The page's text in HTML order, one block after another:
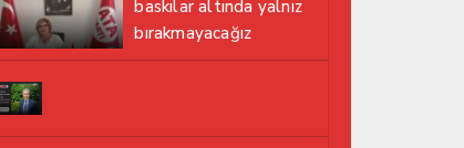
baskılar altında yalnız
bırakmayacağız